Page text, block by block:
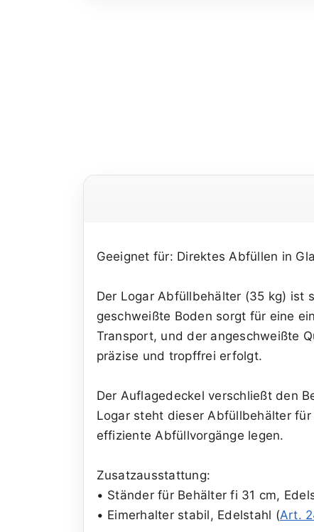
Geeignet für: Direktes Abfüllen in
Der Logar Abfüllbehälter (35 kg) ist
geschweißte Boden sorgt für eine
Transport, und der angeschweißte
präzise und tropffrei erfolgt.
Der Auflagedeckel verschließt den
Logar steht dieser Abfüllbehälter
effiziente Abfüllvorgänge legen.
Zusatzausstattung:
• Ständer für Behälter fi 31 cm,
• Eimerhalter stabil, Edelstahl (Art.